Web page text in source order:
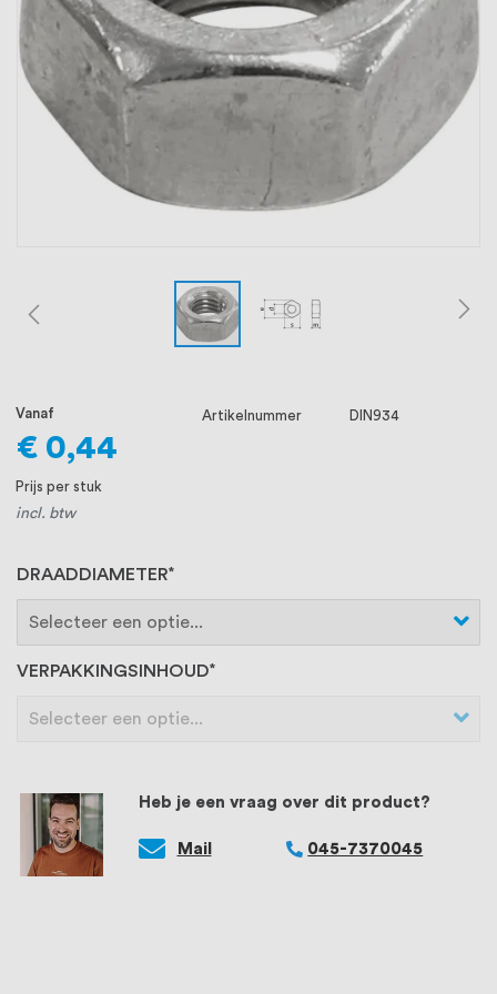
ons voorop, want we geloven dat een
goede relatie met onze klanten het
verschil maakt.
Heb je een vraag over dit product?
Mail 045-7370045
DRAADDIAMETER
VERPAKKINGSINHOUD
Vanaf
€ 0,44
Prijs per stuk
incl. btw
Artikelnummer DIN934